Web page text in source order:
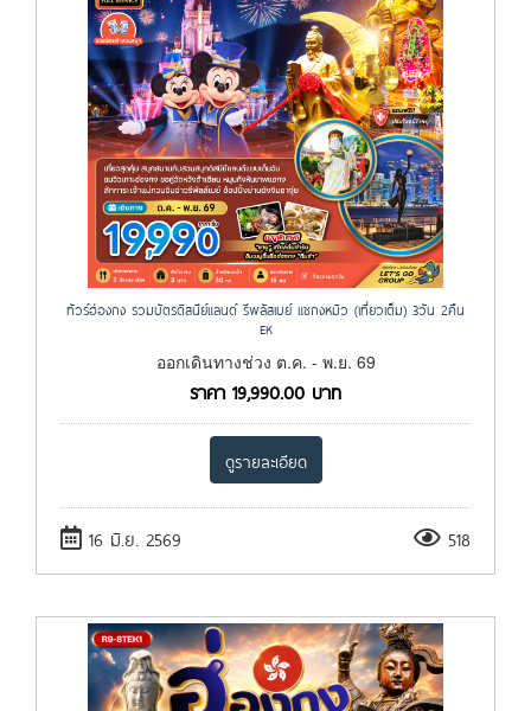
ทัวร์ฮ่องกง รวมบัตรดิสนีย์แลนด์ รีพลัสเบย์ แชกงหมิว (เที่ยวเต็ม) 3วัน 2คืน
EK
ออกเดินทางช่วง ต.ค. - พ.ย. 69
ราคา 19,990.00 บาท
ดูรายละเอียด
16 มิ.ย. 2569 518